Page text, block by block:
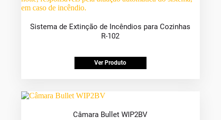
Sistema de Extinção de Incêndios para Cozinhas
R-102
Ver Produto
Câmara Bullet WIP2BV